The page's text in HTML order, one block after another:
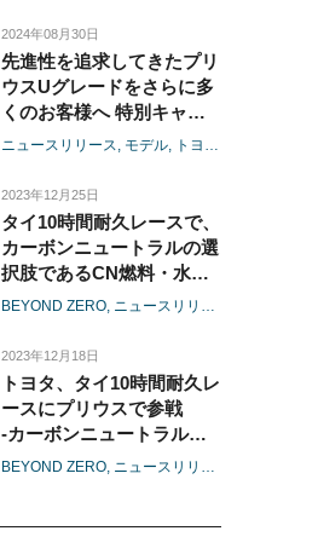
2024年08月30日
先進性を追求してきたプリ
ウスUグレードをさらに多
くのお客様へ 特別キャン
ペーンを期間限定で実施
ニュースリリース モデル トヨタ
2023年12月25日
タイ10時間耐久レースで、
カーボンニュートラルの選
択肢であるCN燃料・水素
エンジン・HEVの3台で参
-タイを起点としたアジア
のファンの方々へ、感謝と
Fun to Driveをお届け-
BEYOND ZERO ニュースリリース
2023年12月18日
トヨタ、タイ10時間耐久レ
ースにプリウスで参戦
-カーボンニュートラル社
会実現に向けた多様な選択
BEYOND ZERO ニュースリリース